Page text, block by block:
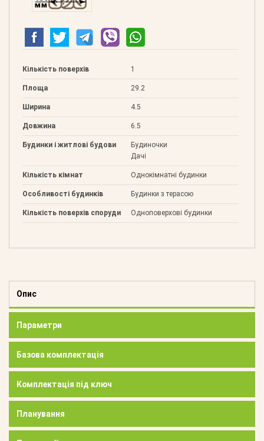
Кількість поверхів 1
Площа 29.2
Ширина 4.5
Довжина 6.5
Будинки і житлові будови
Будиночки
Дачі
Кількість кімнат Однокімнатні будинки
Особливості будинків Будинки з терасою
Кількість поверхів споруди Одноповерхові будинки
Опис
Параметри
Базова комплектація
Комплектація під ключ
Планування